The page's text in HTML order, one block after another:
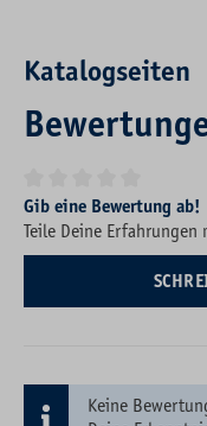
Katalogseiten
Durchschnittliche
Gib eine Bewertung ab!
Teile Deine
Keine